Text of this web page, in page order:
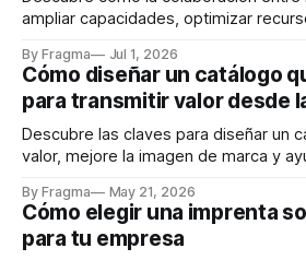
ampliar capacidades, optimizar
By Fragma Jul 1, 2026
Cómo diseñar un catálogo
para transmitir valor desde
Descubre las claves para diseñar un
valor, mejore la imagen de marca y
By Fragma May 21, 2026
Cómo elegir una imprenta
para tu empresa